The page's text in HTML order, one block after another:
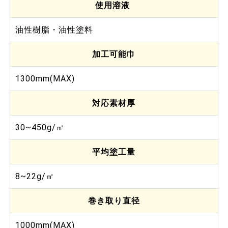
使用溶液
油性樹脂・油性塗料
加工可能巾
1300mm(MAX)
対応素材厚
30~450g/㎡
平均塗工量
8~22g/㎡
巻き取り直径
1000mm(MAX)